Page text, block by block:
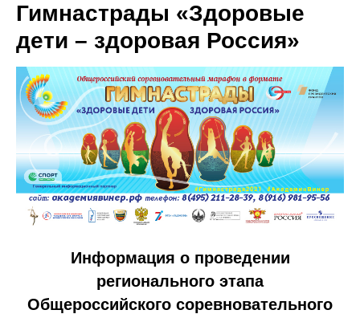
Гимнастрады «Здоровые
дети – здоровая Россия»
Информация о проведении
регионального этапа
Общероссийского соревновательного